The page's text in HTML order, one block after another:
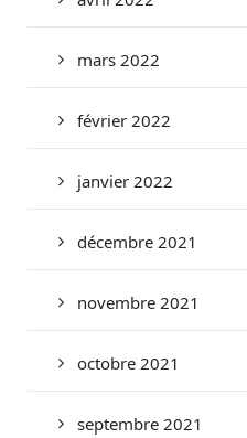
mars 2022
février 2022
janvier 2022
décembre 2021
novembre 2021
octobre 2021
septembre 2021